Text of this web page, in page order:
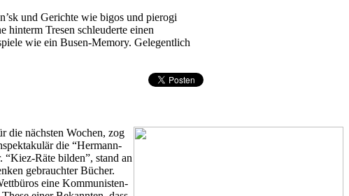
und Gerichte wie bigos und pierogi
Tresen schleuderte einen
wie ein Busen-Memory. Gelegentlich
die nächsten Wochen, zog
die “Hermann-
Räte bilden”, stand an
gebrauchter Bücher.
eine Kommunisten-